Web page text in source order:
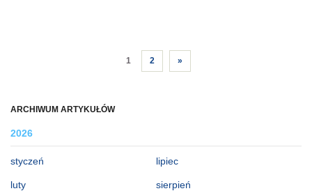
ARCHIWUM ARTYKUŁÓW
2026
styczeń
luty
lipiec
sierpień
1 2 »